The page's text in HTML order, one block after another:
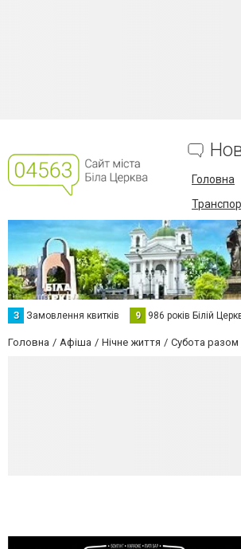
Головна
З Замовлення квитків 9 986 років Білій
Головна Афіша Нічне життя Субота разом